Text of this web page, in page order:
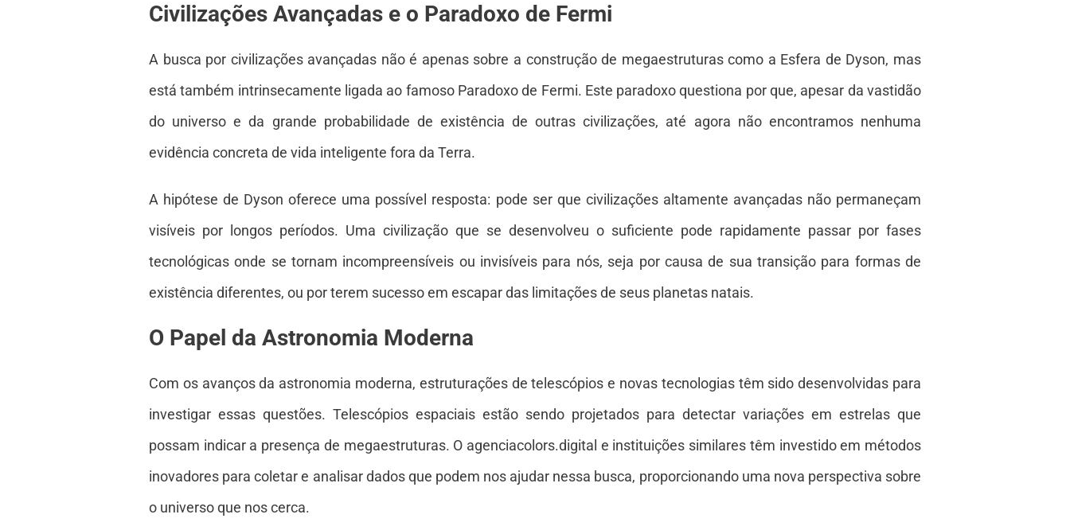
Civilizações Avançadas e o Paradoxo de Fermi
A busca por civilizações avançadas não é apenas sobre a construção de megaestruturas como a Esfera de Dyson, mas
está também intrinsecamente ligada ao famoso Paradoxo de Fermi. Este paradoxo questiona por que, apesar da vastidão
do universo e da grande probabilidade de existência de outras civilizações, até agora não encontramos nenhuma
evidência concreta de vida inteligente fora da Terra.
A hipótese de Dyson oferece uma possível resposta: pode ser que civilizações altamente avançadas não permaneçam
visíveis por longos períodos. Uma civilização que se desenvolveu o suficiente pode rapidamente passar por fases
tecnológicas onde se tornam incompreensíveis ou invisíveis para nós, seja por causa de sua transição para formas de
existência diferentes, ou por terem sucesso em escapar das limitações de seus planetas natais.
O Papel da Astronomia Moderna
Com os avanços da astronomia moderna, estruturações de telescópios e novas tecnologias têm sido desenvolvidas para
investigar essas questões. Telescópios espaciais estão sendo projetados para detectar variações em estrelas que
possam indicar a presença de megaestruturas. O agenciacolors.digital e instituições similares têm investido em métodos
inovadores para coletar e analisar dados que podem nos ajudar nessa busca, proporcionando uma nova perspectiva sobre
o universo que nos cerca.